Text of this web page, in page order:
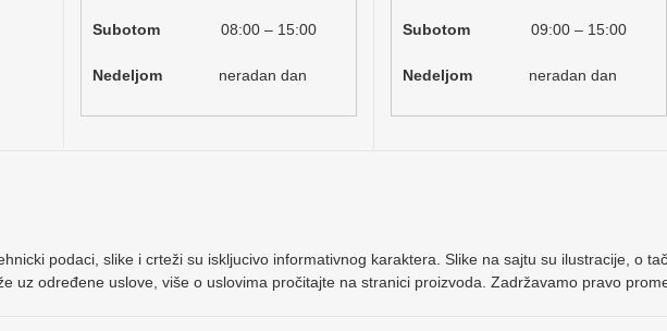
Subotom 08:00 – 15:00
Nedeljom neradan dan
Subotom 09:00 – 15:00
Nedeljom neradan dan
podaci, slike i crteži su iskljucivo informativnog karaktera. Slike na sajtu su ilustracije, o
uz određene uslove, više o uslovima pročitajte na stranici proizvoda. Zadržavamo pravo